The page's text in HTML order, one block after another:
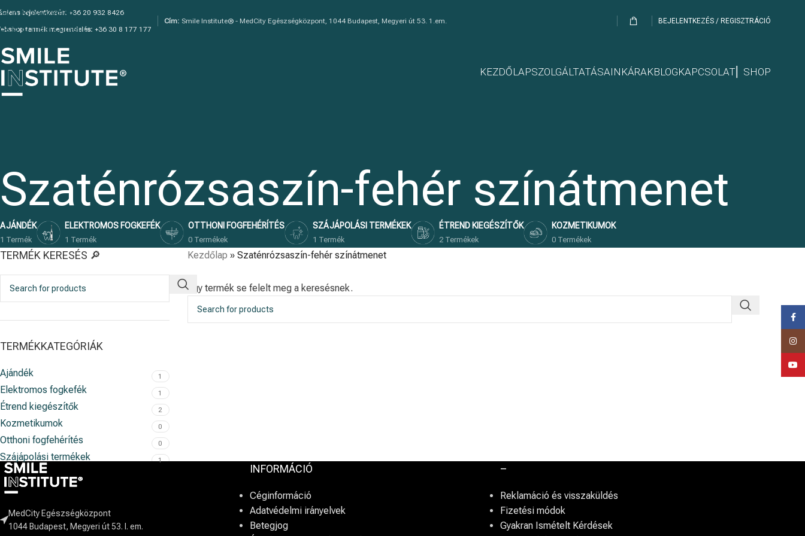
Skip to navigation
Skip to main content
bejelentkezés: +36 20 932 8426
termék megrendelés: +36 30 8 177 177
Cím: Smile Institute® - MedCity Egészségközpont, 1044 Budapest, Megyeri út 53. 1.em. BEJELENTKEZÉS / REGISZTRÁCIÓ
KEZDŐLAPSZOLGÁLTATÁSAINKÁRAKBLOGKAPCSOLAT⎢ SHOP
Szaténrózsaszín-fehér színátmenet
AJÁNDÉK
1 Termék
ELEKTROMOS FOGKEFÉK
1 Termék
OTTHONI FOGFEHÉRÍTÉS
0 Termékek
SZÁJÁPOLÁSI TERMÉKEK
1 Termék
ÉTREND KIEGÉSZÍTŐK
2 Termékek
KOZMETIKUMOK
0 Termékek
TERMÉK KERESÉS 🔎
TERMÉKKATEGÓRIÁK
Ajándék 1
Elektromos fogkefék 1
Étrend kiegészítők 2
Kozmetikumok 0
Otthoni fogfehérítés 0
Szájápolási termékek 1
Kezdőlap » Szaténrózsaszín-fehér színátmenet
Egy termék se felelt meg a keresésnek.
MedCity Egészségközpont
1044 Budapest, Megyeri út 53. I. em.
INFORMÁCIÓ
Céginformáció
Adatvédelmi irányelvek
Betegjog
–
Reklamáció és visszaküldés
Fizetési módok
Gyakran Ismételt Kérdések